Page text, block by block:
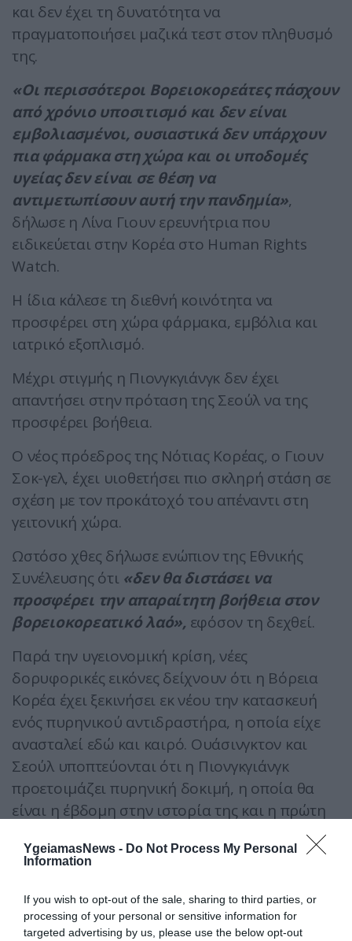
YgeiamasNews - Do Not Process My Personal
Information
If you wish to opt-out of the sale, sharing to third parties, or
processing of your personal or sensitive information for
targeted advertising by us, please use the below opt-out
και δεν έχει τη δυνατότητα να
πραγματοποιήσει μαζικά τεστ στον πληθυσμό
της.
«Οι περισσότεροι Βορειοκορεάτες πάσχουν
από χρόνιο υποσιτισμό και δεν είναι
εμβολιασμένοι, ουσιαστικά δεν υπάρχουν
πια φάρμακα στη χώρα και οι υποδομές
υγείας δεν είναι σε θέση να
αντιμετωπίσουν αυτή την πανδημία»,
δήλωσε η Λίνα Γιουν ερευνήτρια που
ειδικεύεται στην Κορέα στο Human Rights
Watch.
Η ίδια κάλεσε τη διεθνή κοινότητα να
προσφέρει στη χώρα φάρμακα, εμβόλια και
ιατρικό εξοπλισμό.
Μέχρι στιγμής η Πιονγκγιάνγκ δεν έχει
απαντήσει στην πρόταση της Σεούλ να της
προσφέρει βοήθεια.
Ο νέος πρόεδρος της Νότιας Κορέας, ο Γιουν
Σοκ-γελ, έχει υιοθετήσει πιο σκληρή στάση σε
σχέση με τον προκάτοχό του απέναντι στη
γειτονική χώρα.
Ωστόσο χθες δήλωσε ενώπιον της Εθνικής
Συνέλευσης ότι «δεν θα διστάσει να
προσφέρει την απαραίτητη βοήθεια στον
βορειοκορεατικό λαό», εφόσον τη δεχθεί.
Παρά την υγειονομική κρίση, νέες
δορυφορικές εικόνες δείχνουν ότι η Βόρεια
Κορέα έχει ξεκινήσει εκ νέου την κατασκευή
ενός πυρηνικού αντιδραστήρα, η οποία είχε
ανασταλεί εδώ και καιρό. Ουάσινγκτον και
Σεούλ υποπτεύονται ότι η Πιονγκγιάνγκ
προετοιμάζει πυρηνική δοκιμή, η οποία θα
είναι η έβδομη στην ιστορία της και η πρώτη